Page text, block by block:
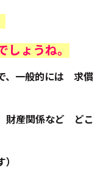
ょうね。
、一般的には 求償
財産関係など どこ